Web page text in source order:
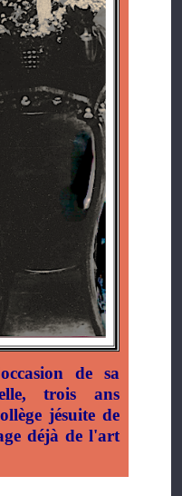
de sa
trois ans
jésuite de
déjà de l'art